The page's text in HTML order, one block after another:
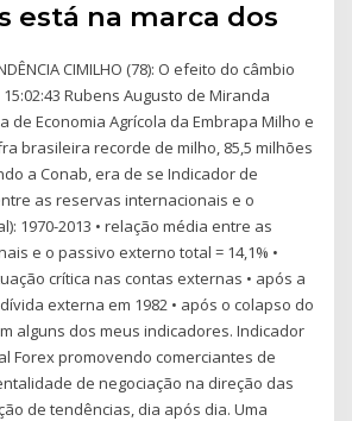
está na marca dos
CIMILHO (78): O efeito do câmbio
Rubens Augusto de Miranda
de Economia Agrícola da Embrapa Milho e
brasileira recorde de milho, 85,5 milhões
a Conab, era de se Indicador de
as reservas internacionais e o
1970-2013 • relação média entre as
e o passivo externo total = 14,1% •
crítica nas contas externas • após a
externa em 1982 • após o colapso do
alguns dos meus indicadores. Indicador
Forex promovendo comerciantes de
de negociação na direção das
de tendências, dia após dia. Uma